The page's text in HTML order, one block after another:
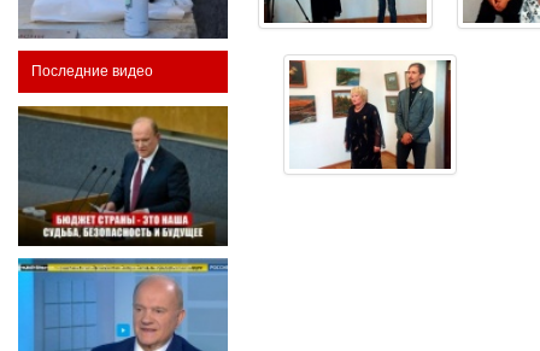
Последние видео